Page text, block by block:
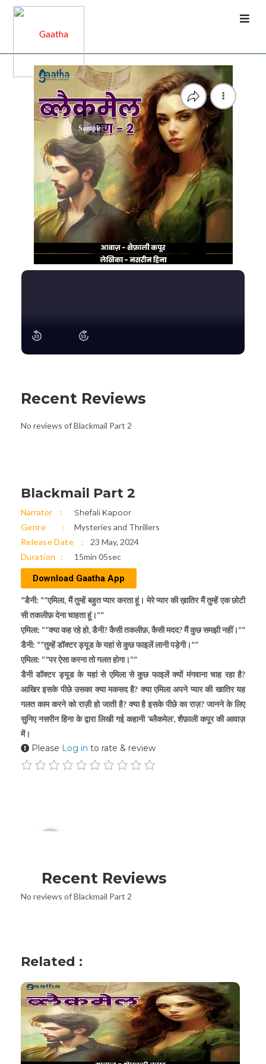
Sample
Recent Reviews
No reviews of Blackmail Part 2
Blackmail Part 2
Narrator Shefali Kapoor
Genre
Mysteries and Thrillers
Release Date
23 May, 2024
Duration
15min 05sec
Download Gaatha App
“डैनी: “”एमिला, मैं तुम्हें बहुत प्यार करता हूं। मेरे प्यार की ख़ातिर मैं तुम्हें एक छोटी
सी तकलीफ़ देना चाहता हूं।””
एमिला: “”क्या कह रहे हो, डैनी? कैसी तकलीफ़, कैसी मदद? मैं कुछ समझी नहीं।””
डैनी: “”तुम्हें डॉक्टर ड्यूड के यहां से कुछ फाइलें लानी पड़ेगी।””
एमिला: “”पर ऐसा करना तो गलत होगा।””
डैनी डॉक्टर ड्यूड के यहां से एमिला से कुछ फाइलें क्यों मंगवाना चाह रहा है?
आखिर इसके पीछे उसका क्या मकसद है? क्या एमिला अपने प्यार की खातिर यह
गलत काम करने को राज़ी हो जाती है? क्या है इसके पीछे का राज़? जानने के लिए
सुनिए नसरीन हिना के द्वारा लिखी गई कहानी ‘ब्लैकमेल’, शैफ़ाली कपूर की आवाज़
में।
Please Log in to rate & review
Player
Recent Reviews
No reviews of Blackmail Part 2
Related :